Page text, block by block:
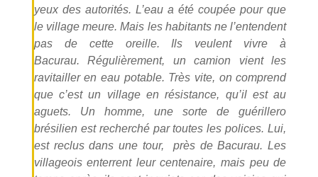
yeux des autorités. L’eau a été coupée pour que
le village meure. Mais les habitants ne l’entendent
pas de cette oreille. Ils veulent vivre à
Bacurau. Régulièrement, un camion vient les
ravitailler en eau potable. Très vite, on comprend
que c’est un village en résistance, qu’il est au
aguets. Un homme, une sorte de guérillero
brésilien est recherché par toutes les polices. Lui,
est reclus dans une tour,
près de Bacurau. Les
villageois enterrent leur centenaire, mais peu de